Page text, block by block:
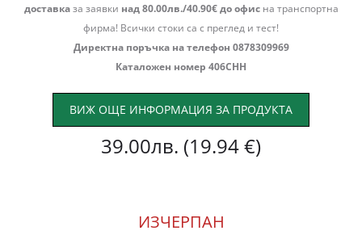
доставказа заявки над 80.00лв./40.90€ до офисна транспортна
фирма! Всички стоки са с преглед и тест!
Директна поръчка на телефон 0878309969
Каталожен номер 406СНН
ВИЖ ОЩЕ ИНФОРМАЦИЯ ЗА ПРОДУКТА
39.00лв. (19.94 €)
ИЗЧЕРПАН